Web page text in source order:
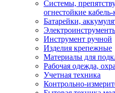
Системы,
огнестойкие
Батарейки,
Инструмент ручной
Изделия крепежные
Материалы для
Рабочая одежда,
Учетная техника
Контрольно-